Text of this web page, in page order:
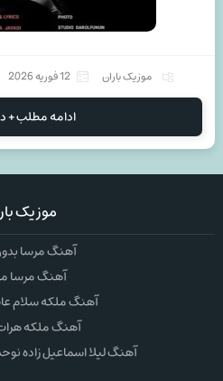
موزیک باران 12 فوریه 2026
ادامه مطلب +
موزیک
آهنگ مرسا
آهنگ مرسا
آهنگ ملکه سلام
آهنگ ملکه هرات
آهنگ لیلا اسماعیل زاده